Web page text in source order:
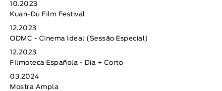
10.2023
Kuan-Du Film Festival
12.2023
ODMC - Cinema Ideal (Sessão Especial)
12.2023
FIlmoteca Española - Día + Corto
03.2024
Mostra Ampla